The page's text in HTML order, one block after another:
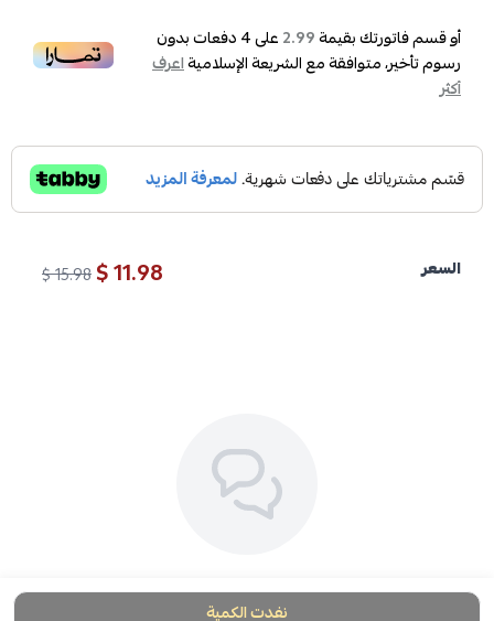
أو قسم فاتورتك بقيمة2.99 على4دفعات بدون
رسوم تأخير، متوافقة مع الشريعة الإسلاميةاعرف
أكثر
السعر 11.98 $
15.98 $
نفدت الكمية
لا توجد تقييمات حاليا